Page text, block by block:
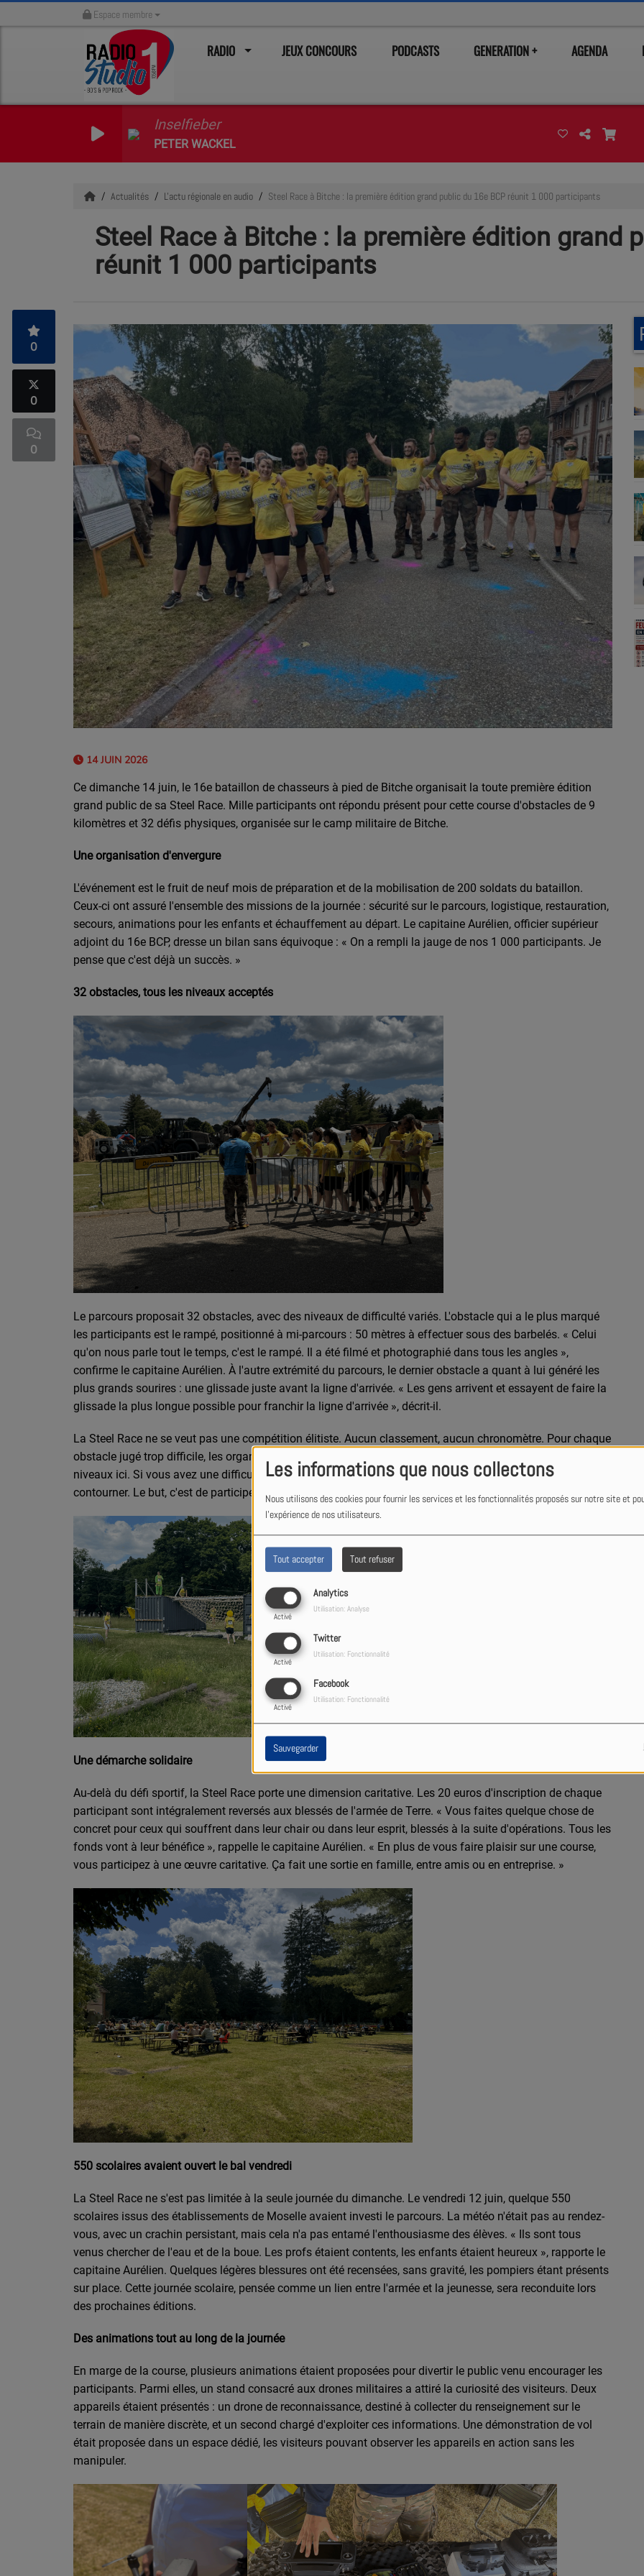
Les informations que nous collectons
Nous utilisons des cookies pour fournir les services et les fonctionnalités proposés sur notre site et
l'expérience de nos utilisateurs.
Tout accepter Tout refuser
Analytics
Activé
Utilisation: Analyse
Twitter
Activé
Utilisation: Fonctionnalité
Facebook
Activé
Utilisation: Fonctionnalité
Sauvegarder
Espace membre
RADIO JEUX CONCOURS PODCASTS GENERATION + AGENDA
Inselfieber
PETER WACKEL
Actualités L'actu régionale en audio Steel Race à Bitche : la première édition grand public du 16e BCP réunit 1 000 participants
Steel Race à Bitche : la première édition grand
réunit 1 000 participants
0
0
0
14 JUIN 2026
Ce dimanche 14 juin, le 16e bataillon de chasseurs à pied de Bitche organisait la toute première édition
grand public de sa Steel Race. Mille participants ont répondu présent pour cette course d'obstacles de 9
kilomètres et 32 défis physiques, organisée sur le camp militaire de Bitche.
Une organisation d'envergure
L'événement est le fruit de neuf mois de préparation et de la mobilisation de 200 soldats du bataillon.
Ceux-ci ont assuré l'ensemble des missions de la journée : sécurité sur le parcours, logistique, restauration,
secours, animations pour les enfants et échauffement au départ. Le capitaine Aurélien, officier supérieur
adjoint du 16e BCP, dresse un bilan sans équivoque : « On a rempli la jauge de nos 1 000 participants. Je
pense que c'est déjà un succès. »
32 obstacles, tous les niveaux acceptés
Le parcours proposait 32 obstacles, avec des niveaux de difficulté variés. L'obstacle qui a le plus marqué
les participants est le rampé, positionné à mi-parcours : 50 mètres à effectuer sous des barbelés. « Celui
qu'on nous parle tout le temps, c'est le rampé. Il a été filmé et photographié dans tous les angles »,
confirme le capitaine Aurélien. À l'autre extrémité du parcours, le dernier obstacle a quant à lui généré les
plus grands sourires : une glissade juste avant la ligne d'arrivée. « Les gens arrivent et essayent de faire la
glissade la plus longue possible pour franchir la ligne d'arrivée », décrit-il.
La Steel Race ne se veut pas une compétition élitiste. Aucun classement, aucun chronomètre. Pour chaque
obstacle jugé trop difficile, les organisateurs proposaient une solution de contournement. « C'est tous les
niveaux ici. Si vous avez une difficulté sur un obstacle, on a des organisateurs qui vous le feront
contourner. Le but, c'est de participer », insiste le capitaine Aurélien.
Une démarche solidaire
Au-delà du défi sportif, la Steel Race porte une dimension caritative. Les 20 euros d'inscription de chaque
participant sont intégralement reversés aux blessés de l'armée de Terre. « Vous faites quelque chose de
concret pour ceux qui souffrent dans leur chair ou dans leur esprit, blessés à la suite d'opérations. Tous les
fonds vont à leur bénéfice », rappelle le capitaine Aurélien. « En plus de vous faire plaisir sur une course,
vous participez à une œuvre caritative. Ça fait une sortie en famille, entre amis ou en entreprise. »
550 scolaires avaient ouvert le bal vendredi
La Steel Race ne s'est pas limitée à la seule journée du dimanche. Le vendredi 12 juin, quelque 550
scolaires issus des établissements de Moselle avaient investi le parcours. La météo n'était pas au rendez-
vous, avec un crachin persistant, mais cela n'a pas entamé l'enthousiasme des élèves. « Ils sont tous
venus chercher de l'eau et de la boue. Les profs étaient contents, les enfants étaient heureux », rapporte le
capitaine Aurélien. Quelques légères blessures ont été recensées, sans gravité, les pompiers étant présents
sur place. Cette journée scolaire, pensée comme un lien entre l'armée et la jeunesse, sera reconduite lors
des prochaines éditions.
Des animations tout au long de la journée
En marge de la course, plusieurs animations étaient proposées pour divertir le public venu encourager les
participants. Parmi elles, un stand consacré aux drones militaires a attiré la curiosité des visiteurs. Deux
appareils étaient présentés : un drone de reconnaissance, destiné à collecter du renseignement sur le
terrain de manière discrète, et un second chargé d'exploiter ces informations. Une démonstration de vol
était proposée dans un espace dédié, les visiteurs pouvant observer les appareils en action sans les
manipuler.